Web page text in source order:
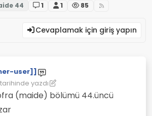
1 1 85
Cevaplamak için giriş yapın
user]]
tarihinde yazdıuser]]
(maide) bölümü 44.üncü